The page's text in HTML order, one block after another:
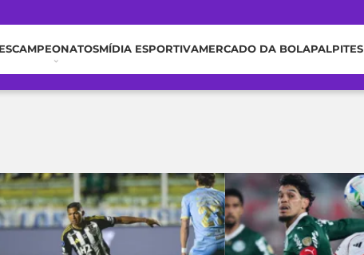
CAMPEONATOSMÍDIA ESPORTIVAMERCADO DA BOLAPALPITES